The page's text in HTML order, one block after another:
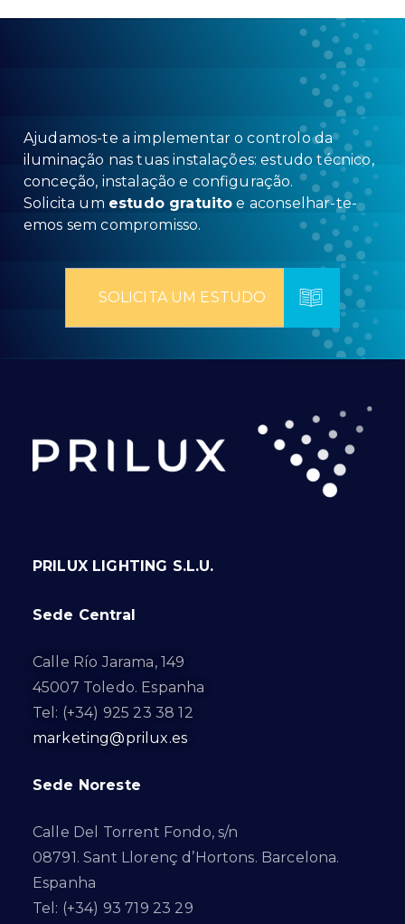
Ajudamos-te a implementar o controlo da
iluminação nas tuas instalações: estudo técnico,
conceção, instalação e configuração.
Solicita um estudo gratuito e aconselhar-te-
emos sem compromisso.
SOLICITA UM ESTUDO
PRILUX LIGHTING S.L.U.
Sede Central
Calle Río Jarama, 149
45007 Toledo. Espanha
Tel: (+34) 925 23 38 12
marketing@prilux.es
Sede Noreste
Calle Del Torrent Fondo, s/n
08791. Sant Llorenç d’Hortons. Barcelona.
Espanha
Tel: (+34) 93 719 23 29